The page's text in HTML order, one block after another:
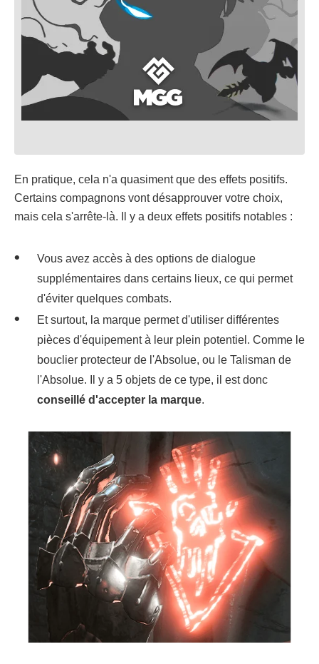
En pratique, cela n'a quasiment que des effets positifs.
Certains compagnons vont désapprouver votre choix,
mais cela s'arrête-là. Il y a deux effets positifs notables :
Vous avez accès à des options de dialogue
supplémentaires dans certains lieux, ce qui permet
d'éviter quelques combats.
Et surtout, la marque permet d'utiliser différentes
pièces d'équipement à leur plein potentiel. Comme le
bouclier protecteur de l'Absolue, ou le Talisman de
l'Absolue. Il y a 5 objets de ce type, il est donc
conseillé d'accepter la marque.